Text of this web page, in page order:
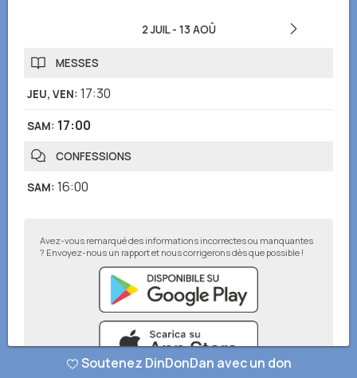
2 JUIL- 13 AOÛ
MESSES
JEU, VEN: 17:30
SAM: 17:00
CONFESSIONS
SAM: 16:00
Avez-vous remarqué des informations incorrectes ou manquantes
? Envoyez-nous un rapport et nous corrigerons dès que possible !
Soutenez DinDonDan avec un don